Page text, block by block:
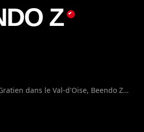
Z
Originaire de Saint-Gratien dans le Val-d'Oise, Beendo Z est un rappeur français s'étant officiellement lancé au cours de l'année 2020. Entre octobre et novembre 2020, il dévoile ses premiers morceaux “Pegi 18” et “Débrouillard pas bandit” dans l'optique de se construire une fanbase. Arrivé en 2021, après l'avoir annoncé en juin 2020, le rappeur se lance dans une série de freestyles du nom de INSPIRÉ DE FAITS RÉELS, qui lui permet d'obtenir une plus large visibilité en cumulant plusieurs centaines de milliers de vues sur chacun des clips en très peu de temps.